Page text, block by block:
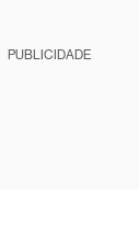
PUBLICIDADE